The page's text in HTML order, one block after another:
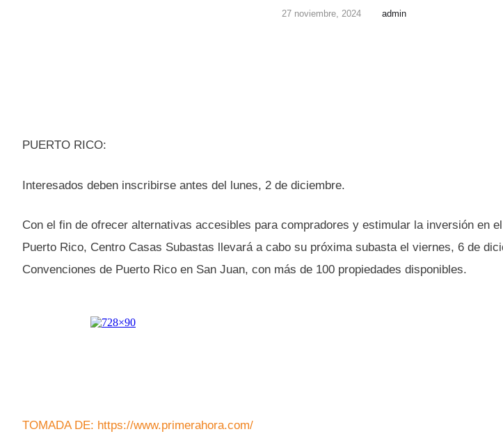
27 noviembre, 2024 admin
PUERTO RICO:
Interesados deben inscribirse antes del lunes, 2 de diciembre.
Con el fin de ofrecer alternativas accesibles para compradores y estimular la inversión en
Puerto Rico, Centro Casas Subastas llevará a cabo su próxima subasta el viernes, 6 de
Convenciones de Puerto Rico en San Juan, con más de 100 propiedades disponibles.
TOMADA DE: https://www.primerahora.com/